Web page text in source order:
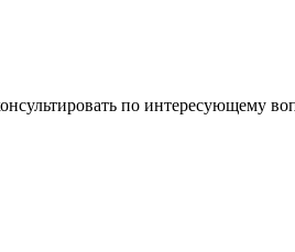
по интересующему